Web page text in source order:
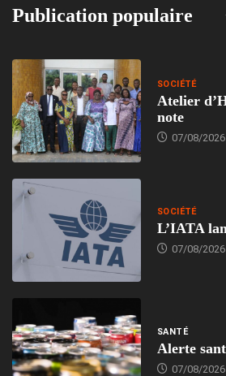
Publication populaire
SOCIÉTÉ
Atelier
note
07/08/2026
SOCIÉTÉ
L’IATA
07/08/2026
SANTÉ
Alerte
07/08/2026